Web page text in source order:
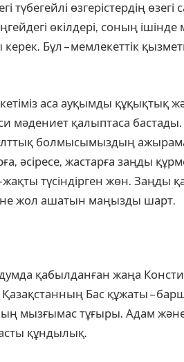
түбегейлі өзгерістердің
өкілдері, соның
керек. Бұл – мемлекеттік
аса ауқымды құқықтық
мәдениет қалыптаса
болмысымыздың
әсіресе, жастарға заңды
түсіндірген жөн. Заңды
жол ашатын маңызды шарт.
қабылданған жаңа
Бас құжаты –
мызғымас тұғыры. Адам және
құндылық.